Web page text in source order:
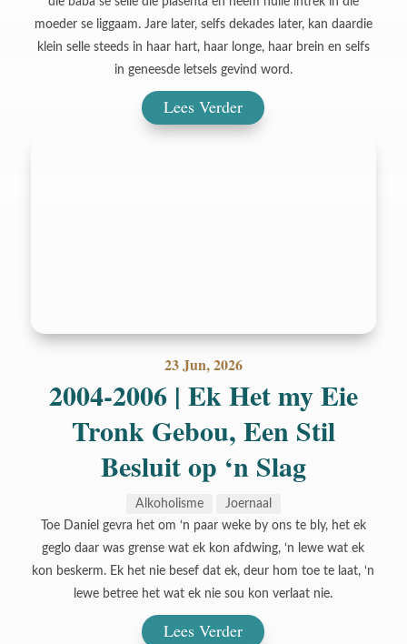
moeder se liggaam. Jare later, selfs dekades later, kan daardie
klein selle steeds in haar hart, haar longe, haar brein en selfs
in geneesde letsels gevind word.
Lees Verder
23 Jun, 2026
2004-2006 | Ek Het my Eie
Tronk Gebou, Een Stil
Besluit op ‘n Slag
Alkoholisme
Joernaal
Toe Daniel gevra het om ‘n paar weke by ons te bly, het ek
geglo daar was grense wat ek kon afdwing, ‘n lewe wat ek
kon beskerm. Ek het nie besef dat ek, deur hom toe te laat, ‘n
lewe betree het wat ek nie sou kon verlaat nie.
Lees Verder